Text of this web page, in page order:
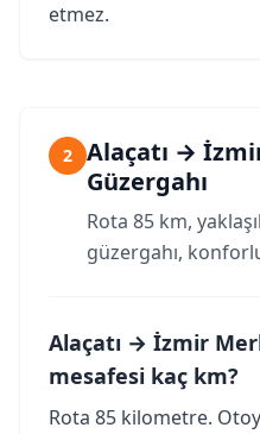
etmez.
2
Alaçatı →
Güzergahı
Rota 85 km,
güzergahı,
Alaçatı → İzmir
mesafesi kaç km?
Rota 85 kilometre.